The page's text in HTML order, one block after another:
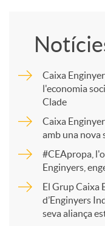
s
r
Caixa
l'economia
Clade
Caixa
amb una nova
#CEApropa,
Enginyers,
El Grup Caixa
d’Enginyers
seva aliança